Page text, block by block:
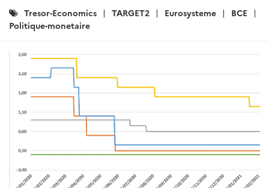
Catégories
:
Tresor-Economics TARGET2 Eurosysteme
BCE
Politique-monetaire